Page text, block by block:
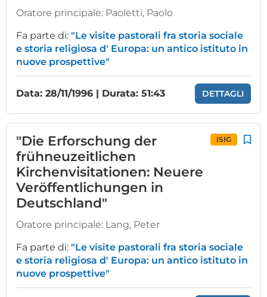
Oratore principale: Paoletti, Paolo
Fa parte di: "Le visite pastorali fra storia sociale
e storia religiosa d' Europa: un antico istituto in
nuove prospettive"
Data: 28/11/1996 | Durata: 51:43 DETTAGLI
"Die Erforschung der
frühneuzeitlichen
Kirchenvisitationen: Neuere
Veröffentlichungen in
Deutschland"
ISIG
Oratore principale: Lang, Peter
Fa parte di: "Le visite pastorali fra storia sociale
e storia religiosa d' Europa: un antico istituto in
nuove prospettive"